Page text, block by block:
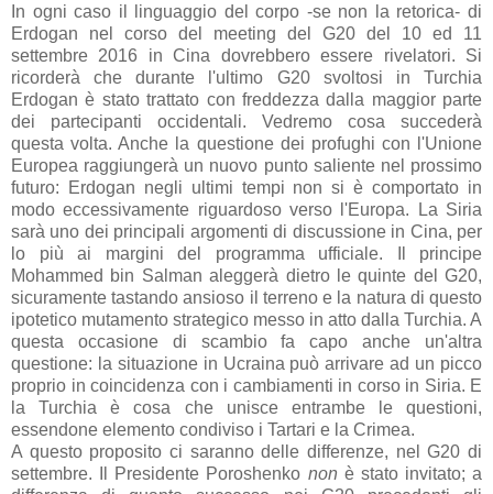
In ogni caso il linguaggio del corpo -se non la retorica- di
Erdogan nel corso del meeting del G20 del 10 ed 11
settembre 2016 in Cina dovrebbero essere rivelatori. Si
ricorderà che durante l'ultimo G20 svoltosi in Turchia
Erdogan è stato trattato con freddezza dalla maggior parte
dei partecipanti occidentali. Vedremo cosa succederà
questa volta. Anche la questione dei profughi con l'Unione
Europea raggiungerà un nuovo punto saliente nel prossimo
futuro: Erdogan negli ultimi tempi non si è comportato in
modo eccessivamente riguardoso verso l'Europa. La Siria
sarà uno dei principali argomenti di discussione in Cina, per
lo più ai margini del programma ufficiale. Il principe
Mohammed bin Salman aleggerà dietro le quinte del G20,
sicuramente tastando ansioso il terreno e la natura di questo
ipotetico mutamento strategico messo in atto dalla Turchia. A
questa occasione di scambio fa capo anche un'altra
questione: la situazione in Ucraina può arrivare ad un picco
proprio in coincidenza con i cambiamenti in corso in Siria. E
la Turchia è cosa che unisce entrambe le questioni,
essendone elemento condiviso i Tartari e la Crimea.
A questo proposito ci saranno delle differenze, nel G20 di
settembre. Il Presidente Poroshenko non è stato invitato; a